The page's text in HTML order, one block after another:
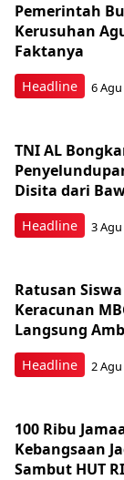
Headline
Pemerintah
Kerusuhan
Faktanya
6 Agu
Headline
TNI AL
Disita dari
3 Agu
Headline
Ratusan
Keracunan
Langsung
2
100 Ribu
Kebangsaan
Sambut HUT